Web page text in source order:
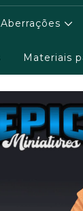
Aberrações
Materiais